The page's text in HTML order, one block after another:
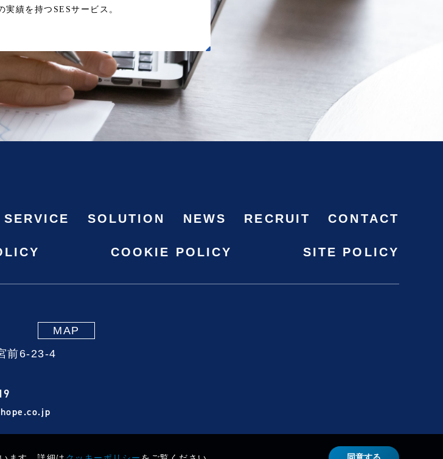
実績を持つSESサービス。
SERVICE SOLUTION NEWS RECRUIT CONTACT
COOKIE POLICY SITE POLICY
前6-23-4
MAP